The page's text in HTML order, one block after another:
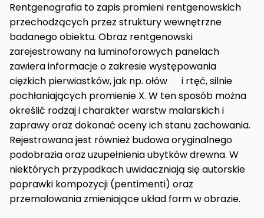
Rentgenografia to zapis promieni rentgenowskich
przechodzących przez struktury wewnętrzne
badanego obiektu. Obraz rentgenowski
zarejestrowany na luminoforowych panelach
zawiera informacje o zakresie występowania
ciężkich pierwiastków, jak np. ołów i rtęć, silnie
pochłaniających promienie X. W ten sposób można
określić rodzaj i charakter warstw malarskich i
zaprawy oraz dokonać oceny ich stanu zachowania.
Rejestrowana jest również budowa oryginalnego
podobrazia oraz uzupełnienia ubytków drewna. W
niektórych przypadkach uwidaczniają się autorskie
poprawki kompozycji (pentimenti) oraz
przemalowania zmieniające układ form w obrazie.